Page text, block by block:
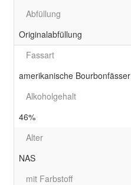
Abfüllung
Originalabfüllung
Fassart
amerikanische Bourbonfässer
Alkoholgehalt
46%
Alter
NAS
mit Farbstoff